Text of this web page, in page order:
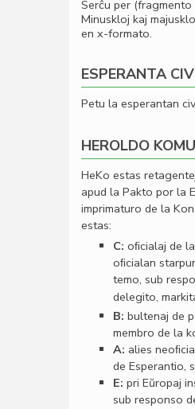
Serĉu per
Minuskloj kaj
en x-formato.
ESPERANTA
Petu la esperantan
HEROLDO
HeKo estas
apud la Pakto por la
imprimaturo de la
estas:
C: oﬁcialaj de
oﬁcialan
temo, sub
delegito,
B: bultenaj de
membro de la
A: alies
de Esperantio,
E: pri Eŭropaj
sub responso